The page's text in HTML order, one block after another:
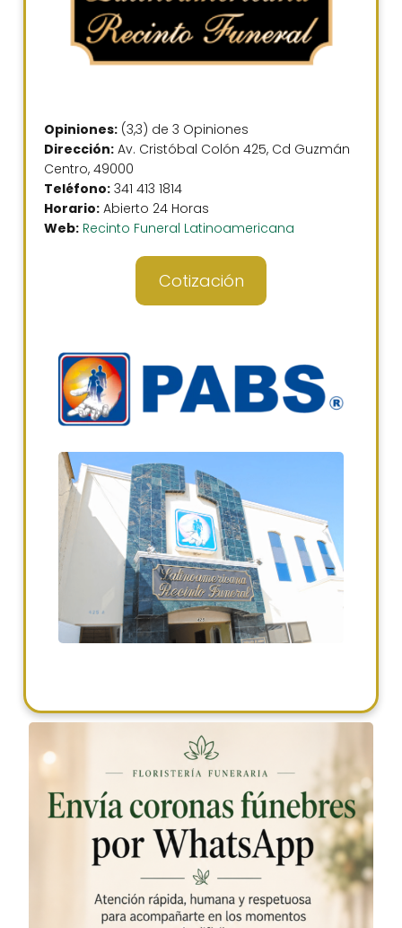
Opiniones: (3,3) de 3 Opiniones
Dirección: Av. Cristóbal Colón 425, Cd Guzmán
Centro, 49000
Teléfono: 341 413 1814
Horario: Abierto 24 Horas
Web: Recinto Funeral Latinoamericana
Cotización